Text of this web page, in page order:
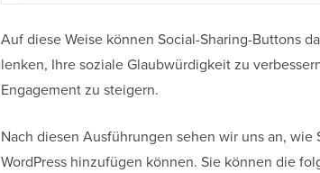
Auf diese Weise können Social-Sharing-Buttons
lenken, Ihre soziale Glaubwürdigkeit zu
Engagement zu steigern.
Nach diesen Ausführungen sehen wir uns an,
WordPress hinzufügen können. Sie können die